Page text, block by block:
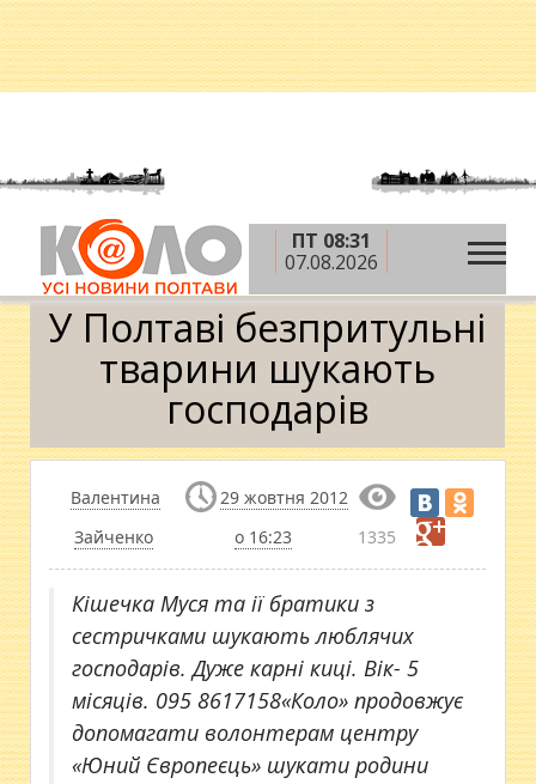
ПТ 08:31
07.08.2026
Головна » Новини »
У Полтаві безпритульні
тварини шукають господарів
У Полтаві безпритульні
тварини шукають
господарів
Валентина
Зайченко
29 жовтня 2012
о 16:23
1335
Кішечка Муся та ії братики з
сестричками шукають люблячих
господарів. Дуже карні киці. Вік- 5
місяців. 095 8617158«Коло» продовжує
допомагати волонтерам центру
«Юний Європеєць» шукати родини